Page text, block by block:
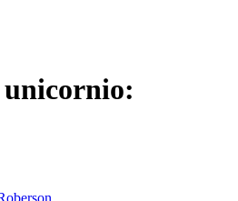
unicornio: